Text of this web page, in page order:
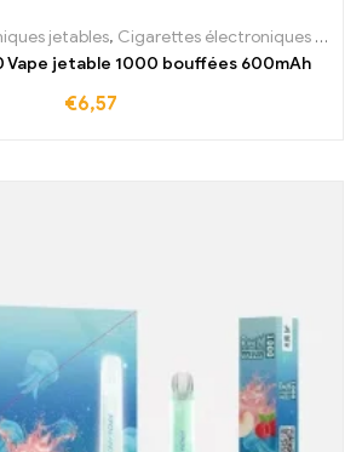
jetables, Cigarettes électroniques jetables Irlande
Vape jetable 1000 bouffées 600mAh
€6,57